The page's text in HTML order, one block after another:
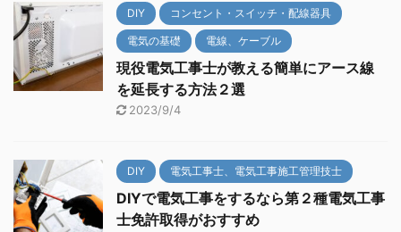
DIY コンセント・スイッチ・配線器具
電気の基礎 電線、ケーブル
現役電気工事士が教える簡単にアース線
を延長する方法２選
2023/9/4
DIY 電気工事士、電気工事施工管理技士
DIYで電気工事をするなら第２種電気工事
士免許取得がおすすめ